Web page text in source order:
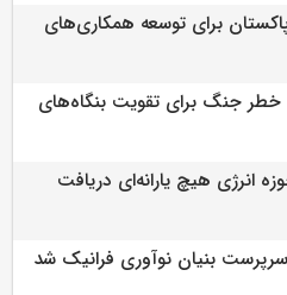
پاکستان برای توسعه همکاری‌های
خطر جنگ برای تقویت بنگاه‌های
انرژی هیچ یارانه‌ای دریافت
بنیان نوآوری فرانیک شد